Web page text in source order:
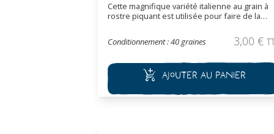
Cette magnifique variété italienne au grain à
rostre piquant est utilisée pour faire de la
"Pignole Florentino", ce maïs tardif produit un
ou deux épis par pied, d'un belle couleur
charbon noir du maïs. Souche issu du travail
de sélection de J-F Berthelot.
Conditionnement : 40 graines 3,00 €
Ajouter au panier